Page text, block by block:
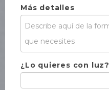
Más detalles
¿Lo quieres con luz?